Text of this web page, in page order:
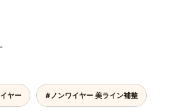
パワーネ
、動い
は7層
。脇がす
向きバ
ヤー #ノンワイヤー 美ライン補整